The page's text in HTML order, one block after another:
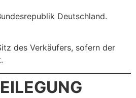
Deutschland.
des Verkäufers, sofern der